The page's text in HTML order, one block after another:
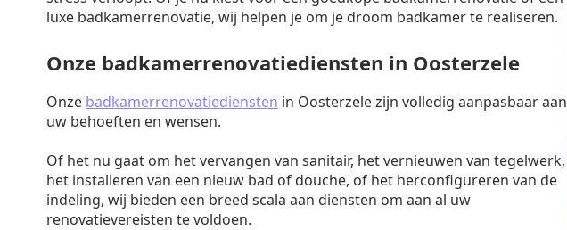
luxe badkamerrenovatie, wij helpen je om je droom badkamer te realiseren.
Onze badkamerrenovatiediensten in Oosterzele
Onze badkamerrenovatiediensten in Oosterzele zijn volledig aanpasbaar aan
uw behoeften en wensen.
Of het nu gaat om het vervangen van sanitair, het vernieuwen van tegelwerk,
het installeren van een nieuw bad of douche, of het herconfigureren van de
indeling, wij bieden een breed scala aan diensten om aan al uw
renovatievereisten te voldoen.